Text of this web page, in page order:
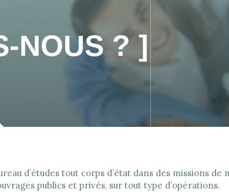
NOUS ? ]
d’études tout corps d’état dans des missions de
publics et privés, sur tout type d’opérations.